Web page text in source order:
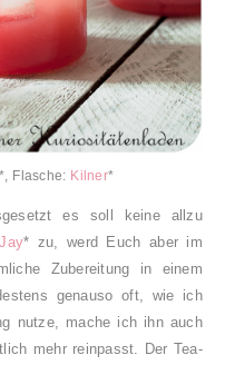
Flasche: Kilner*
es soll keine allzu
* zu, werd Euch aber im
Zubereitung in einem
genauso oft, wie ich
nutze, mache ich ihn auch
mehr reinpasst. Der Tea-